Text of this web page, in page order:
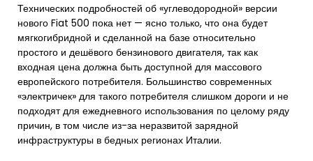
Технических подробностей об «углеводородной» версии
нового Fiat 500 пока нет — ясно только, что она будет
мягкогибридной и сделанной на базе относительно
простого и дешёвого бензинового двигателя, так как
входная цена должна быть доступной для массового
европейского потребителя. Большинство современных
«электричек» для такого потребителя слишком дороги и не
подходят для ежедневного использования по целому ряду
причин, в том числе из-за неразвитой зарядной
инфраструктуры в бедных регионах Италии.